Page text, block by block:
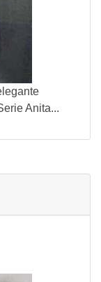
Anita...